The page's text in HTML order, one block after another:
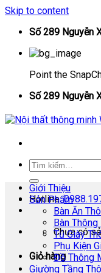
Skip to content
Số 289 Nguyễn
Point the
Số 289 Nguyễn
Hotline:
Chưa có
Giỏ hàng
Giới Thiệu
Sản Phẩm
Bàn Ăn
Bàn
Tủ Giày
Phụ Kiện
Đồ Thông
Giường Tầng